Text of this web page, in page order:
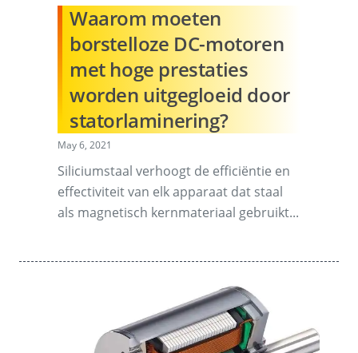
Waarom moeten
borstelloze DC-motoren
met hoge prestaties
worden uitgegloeid door
statorlaminering?
May 6, 2021
Siliciumstaal verhoogt de efficiëntie en
effectiviteit van elk apparaat dat staal
als magnetisch kernmateriaal gebruikt...